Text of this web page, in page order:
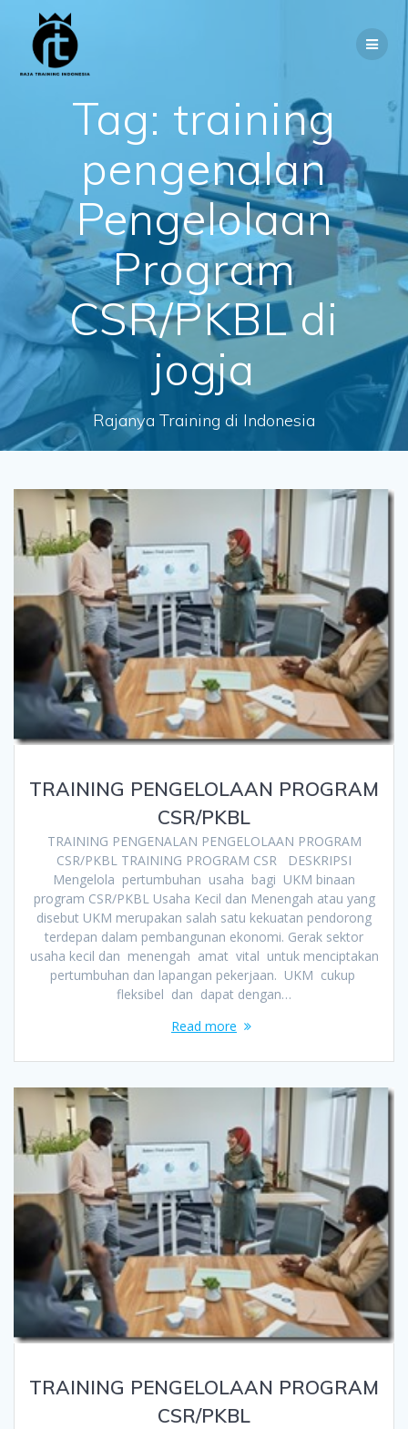
Tag: training
pengenalan
Pengelolaan
Program
CSR/PKBL di
jogja
Rajanya Training di Indonesia
TRAINING PENGELOLAAN PROGRAM
CSR/PKBL
TRAINING PENGENALAN PENGELOLAAN PROGRAM
CSR/PKBL TRAINING PROGRAM CSR DESKRIPSI
Mengelola pertumbuhan usaha bagi UKM binaan
program CSR/PKBL Usaha Kecil dan Menengah atau yang
disebut UKM merupakan salah satu kekuatan pendorong
terdepan dalam pembangunan ekonomi. Gerak sektor
usaha kecil dan menengah amat vital untuk menciptakan
pertumbuhan dan lapangan pekerjaan. UKM cukup
fleksibel dan dapat dengan…
Read more
TRAINING PENGELOLAAN PROGRAM
CSR/PKBL